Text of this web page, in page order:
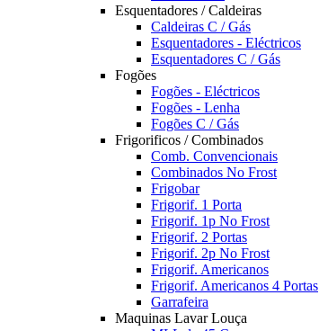
Esquentadores / Caldeiras
Caldeiras C / Gás
Esquentadores - Eléctricos
Esquentadores C / Gás
Fogões
Fogões - Eléctricos
Fogões - Lenha
Fogões C / Gás
Frigorificos / Combinados
Comb. Convencionais
Combinados No Frost
Frigobar
Frigorif. 1 Porta
Frigorif. 1p No Frost
Frigorif. 2 Portas
Frigorif. 2p No Frost
Frigorif. Americanos
Frigorif. Americanos 4 Portas
Garrafeira
Maquinas Lavar Louça